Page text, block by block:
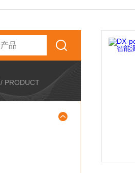
/ PRODUCT